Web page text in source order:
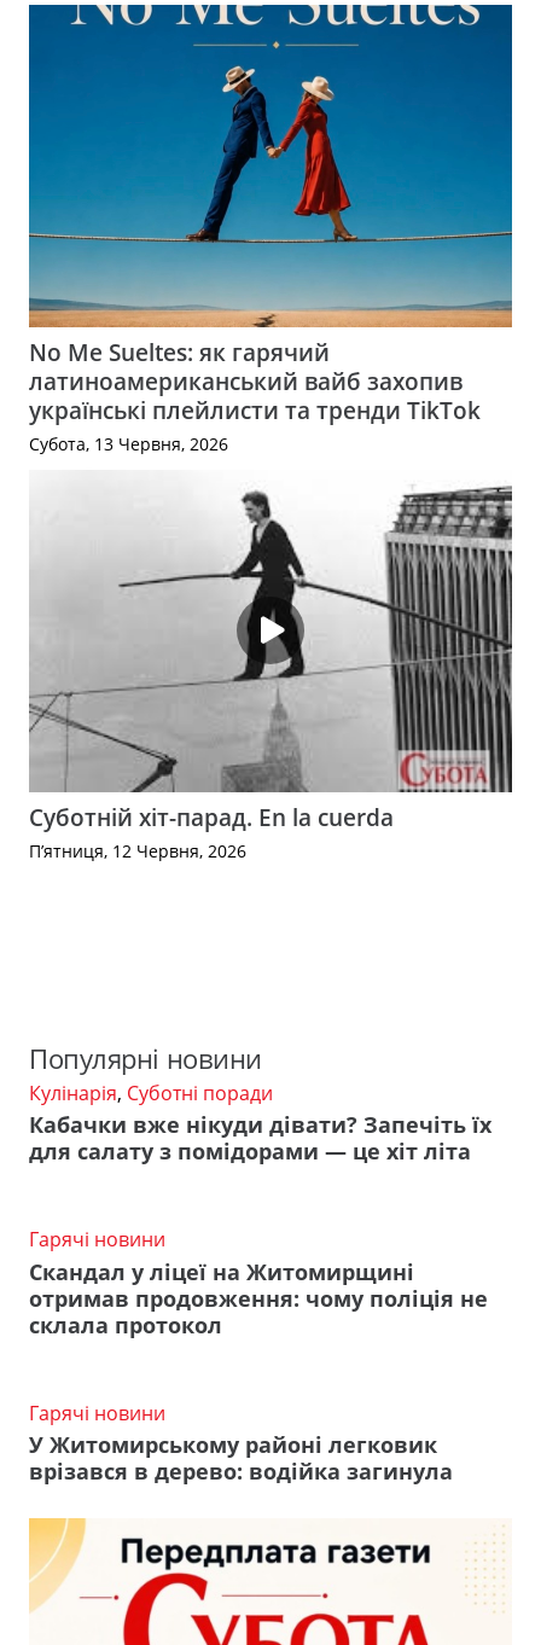
No Me Sueltes: як гарячий
латиноамериканський вайб захопив
українські плейлисти та тренди TikTok
Субота, 13 Червня, 2026
Суботній хіт-парад. En la cuerda
П’ятниця, 12 Червня, 2026
Популярні новини
Кулінарія, Суботні поради
Кабачки вже нікуди дівати? Запечіть їх
для салату з помідорами — це хіт літа
Гарячі новини
Скандал у ліцеї на Житомирщині
отримав продовження: чому поліція не
склала протокол
Гарячі новини
У Житомирському районі легковик
врізався в дерево: водійка загинула